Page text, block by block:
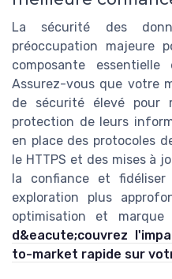
La sécurité des
préoccupation majeure
composante
Assurez-vous que votre
de sécurité élevé pour
protection de leurs
en place des protocoles
le HTTPS et des mises à
la confiance et
exploration plus
optimisation et
d&eacute;couvrez
to-market rapide sur